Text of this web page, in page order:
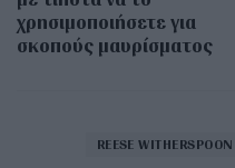
χρησιμοποιήσετε για
σκοπούς μαυρίσματος
REESE WITHERSPOON